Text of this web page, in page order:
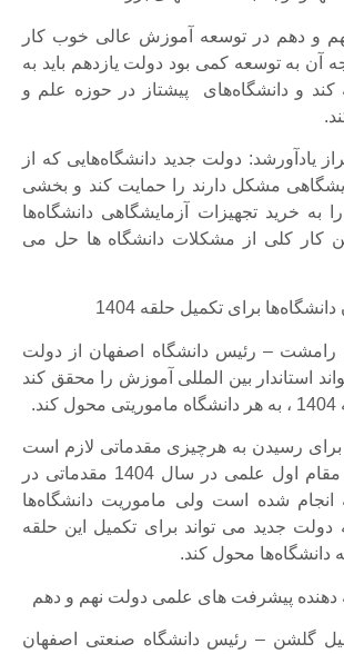
و دهم در توسعه آموزش عالی خوب کار
آن به توسعه کمی بود دولت یازدهم باید به
و دانشگاه‌های پیشتاز در حوزه علم و
یادآورشد: دولت جدید دانشگاه‌هایی که از
مشکل دارند را حمایت کند و بخشی
به خرید تجهیزات آزمایشگاهی دانشگاه‌ها
کار کلی از مشکلات دانشگاه ها حل می
برای تکمیل حلقه 1404
– رئیس دانشگاه اصفهان از دولت
استاندار بین المللی آموزش را محقق کند
برای رسیدن به هرچیزی مقدماتی لازم است
و برای رسیدن به مقام اول علمی در سال 1404 مقدماتی در
شده است ولی ماموریت دانشگاه‌ها
جدید می تواند برای تکمیل این حلقه
دانشگاه‌ها محول کند.
دهنده پیشرفت های علمی دولت نهم و دهم
گلشن – رئیس دانشگاه صنعتی اصفهان